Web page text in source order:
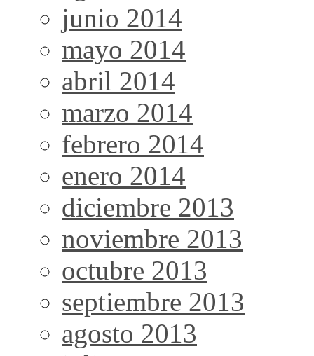
junio 2014
mayo 2014
abril 2014
marzo 2014
febrero 2014
enero 2014
diciembre 2013
noviembre 2013
octubre 2013
septiembre 2013
agosto 2013